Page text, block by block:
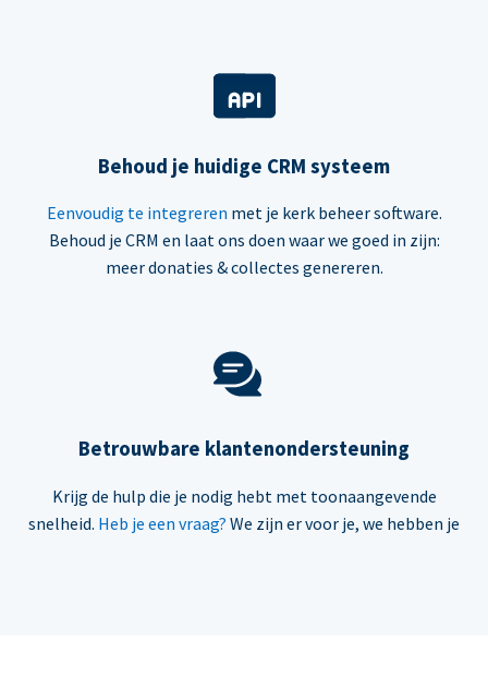
Behoud je huidige CRM systeem
Eenvoudig te integreren met je kerk beheer software.
Behoud je CRM en laat ons doen waar we goed in zijn:
meer donaties & collectes genereren.
Betrouwbare klantenondersteuning
Krijg de hulp die je nodig hebt met toonaangevende
snelheid. Heb je een vraag? We zijn er voor je, we hebben je